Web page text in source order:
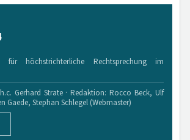
für höchstrichterliche Rechtsprechung im
Gerhard Strate · Redaktion: Rocco Beck, Ulf
Gaede, Stephan Schlegel (Webmaster)